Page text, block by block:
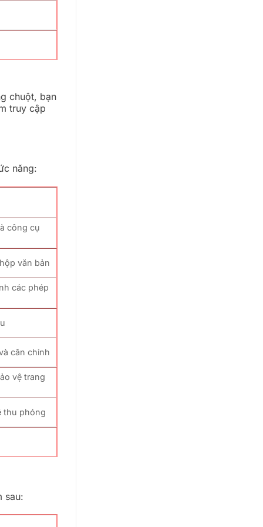
chuột, bạn
truy cập
năng:
công cụ
văn bản
các phép
căn chỉnh
vệ trang
thu phóng
sau: